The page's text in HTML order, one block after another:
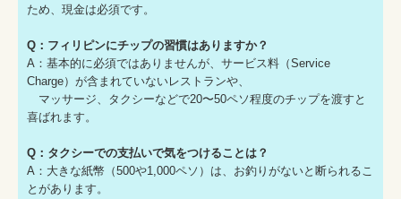
ため、現金は必須です。
Q：フィリピンにチップの習慣はありますか？
A：基本的に必須ではありませんが、サービス料（Service
Charge）が含まれていないレストランや、
マッサージ、タクシーなどで20〜50ペソ程度のチップを渡すと
喜ばれます。
Q：タクシーでの支払いで気をつけることは？
A：大きな紙幣（500や1,000ペソ）は、お釣りがないと断られるこ
とがあります。